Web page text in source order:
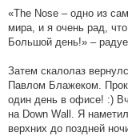
«The Nose – одно из
мира, и я очень рад,
Большой день!» –
Затем скалолаз
Павлом Блажеком.
один день в офисе! :)
на Down Wall. Я
верхних до поздней